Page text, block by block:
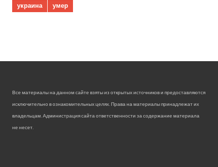
украина
умер
Все материалы на данном сайте взяты из открытых источников и предоставляются
исключительно в ознакомительных целях. Права на материалы принадлежат их
владельцам. Администрация сайта ответственности за содержание материала
не несет.